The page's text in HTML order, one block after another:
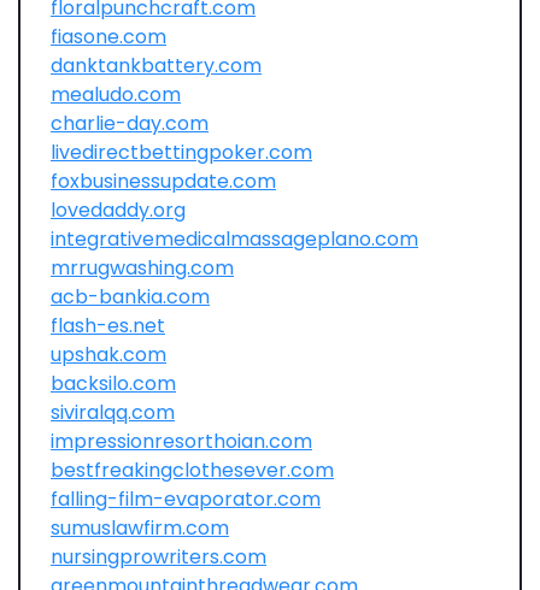
floralpunchcraft.com
fiasone.com
danktankbattery.com
mealudo.com
charlie-day.com
livedirectbettingpoker.com
foxbusinessupdate.com
lovedaddy.org
integrativemedicalmassageplano.com
mrrugwashing.com
acb-bankia.com
flash-es.net
upshak.com
backsilo.com
siviralqq.com
impressionresorthoian.com
bestfreakingclothesever.com
falling-film-evaporator.com
sumuslawfirm.com
nursingprowriters.com